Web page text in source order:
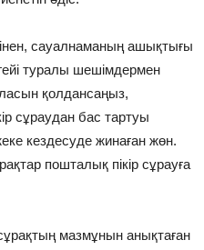
сауалнаманың ашықтығы
туралы шешімдермен
қолдансаңыз,
сұраудан бас тартуы
кездесуде жинаған жөн.
пошталық пікір сұрауға
мазмұнын анықтаған